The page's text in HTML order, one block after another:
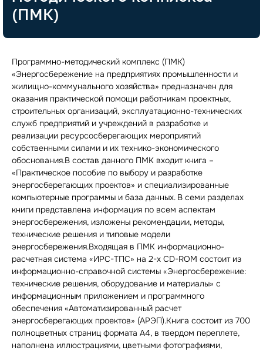
(ПМК)
Программно-методический комплекс (ПМК)
«Энергосбережение на предприятиях промышленности и
жилищно-коммунального хозяйства» предназначен для
оказания практической помощи работникам проектных,
строительных организаций, эксплуатационно-технических
служб предприятий и учреждений в разработке и
реализации ресурсосберегающих мероприятий
собственными силами и их технико-экономического
обоснования.В состав данного ПМК входит книга –
«Практическое пособие по выбору и разработке
энергосберегающих проектов» и специализированные
компьютерные программы и база данных. В семи разделах
книги представлена информация по всем аспектам
энергосбережения, изложены рекомендации, методы,
технические решения и типовые модели
энергосбережения.Входящая в ПМК информационно-
расчетная система «ИРС-ТПС» на 2-х CD-ROM состоит из
информационно-справочной системы «Энергосбережение:
технические решения, оборудование и материалы» с
информационным приложением и программного
обеспечения «Автоматизированный расчет
энергосберегающих проектов» (АРЭП).Книга состоит из 700
полноцветных страниц формата А4, в твердом переплете,
наполнена иллюстрациями, цветными фотографиями,